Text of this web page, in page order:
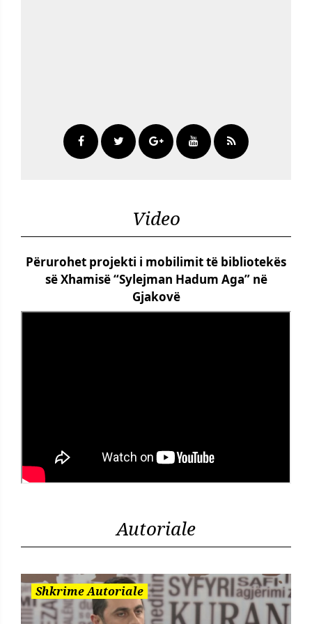
Video
Përurohet projekti i mobilimit të bibliotekës
së Xhamisë “Sylejman Hadum Aga” në
Gjakovë
Autoriale
Shkrime Autoriale